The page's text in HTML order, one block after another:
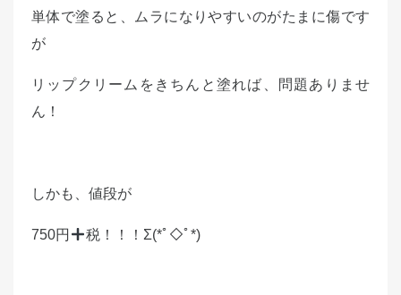
単体で塗ると、ムラになりやすいのがたまに傷です
が
リップクリームをきちんと塗れば、問題ありませ
ん！
しかも、値段が
750円 税！！！Σ(*ﾟ◇ﾟ*)